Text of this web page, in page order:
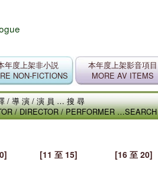
年度上架非小説
NON-FICTIONS
本年度上架影音項目
MORE AV ITEMS
/導演/演員…搜尋
/ DIRECTOR / PERFORMER …SEARCH
[11 至 15] [16 至 20]